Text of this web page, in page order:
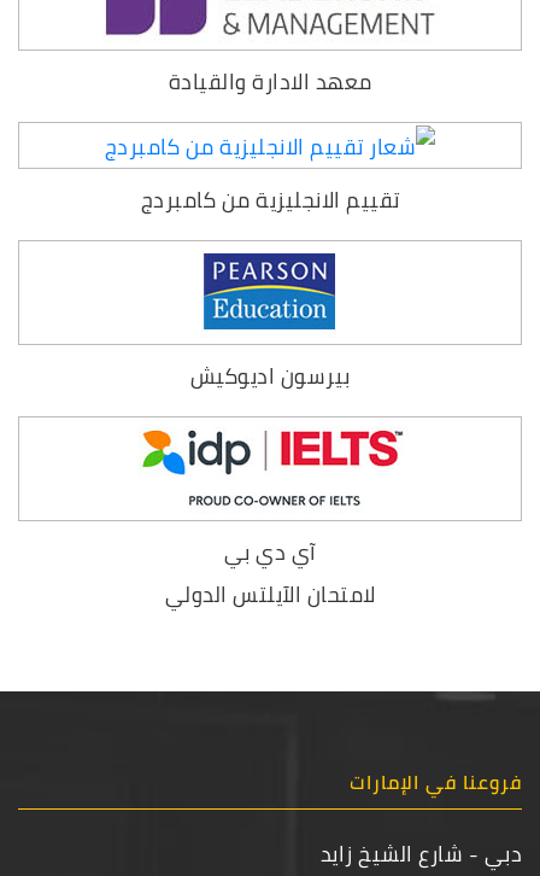
معهد الادارة والقيادة
تقييم الانجليزية من كامبردج
بيرسون اديوكيش
آي دي بي
لامتحان الآيلتس الدولي
فروعنا في الإمارات
دبي - شارع الشيخ زايد